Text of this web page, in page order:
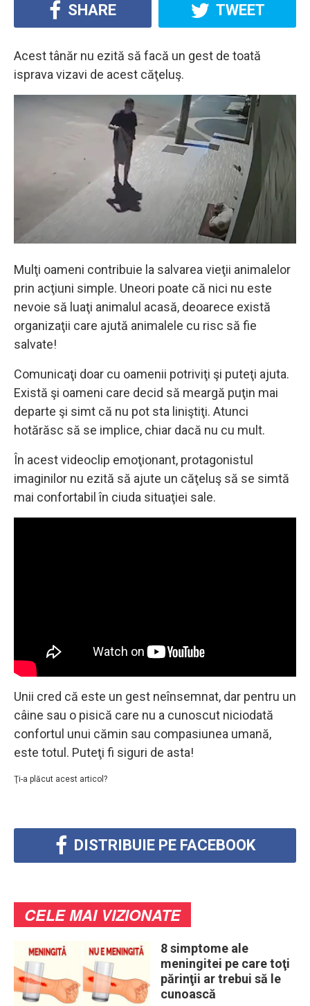
SHARE TWEET
Acest tânăr nu ezită să facă un gest de toată
isprava vizavi de acest căţeluş.
Mulţi oameni contribuie la salvarea vieţii animalelor
prin acţiuni simple. Uneori poate că nici nu este
nevoie să luaţi animalul acasă, deoarece există
organizaţii care ajută animalele cu risc să fie
salvate!
Comunicaţi doar cu oamenii potriviţi şi puteţi ajuta.
Există şi oameni care decid să meargă puţin mai
departe şi simt că nu pot sta liniştiţi. Atunci
hotărăsc să se implice, chiar dacă nu cu mult.
În acest videoclip emoţionant, protagonistul
imaginilor nu ezită să ajute un căţeluş să se simtă
mai confortabil în ciuda situaţiei sale.
Unii cred că este un gest neînsemnat, dar pentru un
câine sau o pisică care nu a cunoscut niciodată
confortul unui cămin sau compasiunea umană,
este totul. Puteţi fi siguri de asta!
Ţi-a plăcut acest articol?
DISTRIBUIE PE FACEBOOK
CELE MAI VIZIONATE
8 simptome ale
meningitei pe care toţi
părinţii ar trebui să le
cunoască